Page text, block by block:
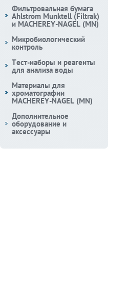
Фильтровальная бумага
Ahlstrom Munktell (Filtrak)
и MACHEREY-NAGEL (MN)
Микробиологический
контроль
Тест-наборы и реагенты
для анализа воды
Материалы для
хроматографии
MACHEREY-NAGEL (MN)
Дополнительное
оборудование и
аксессуары